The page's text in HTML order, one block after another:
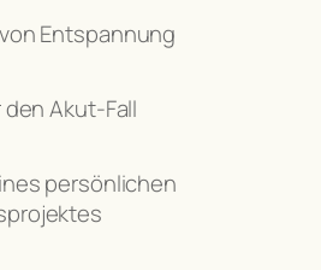
Entspannung
Akut-Fall
persönlichen